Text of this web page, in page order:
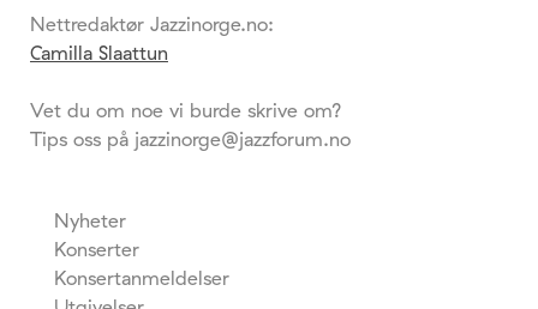
Nettredaktør Jazzinorge.no:
Camilla Slaattun
Vet du om noe vi burde skrive om?
Tips oss på jazzinorge@jazzforum.no
Nyheter
Konserter
Konsertanmeldelser